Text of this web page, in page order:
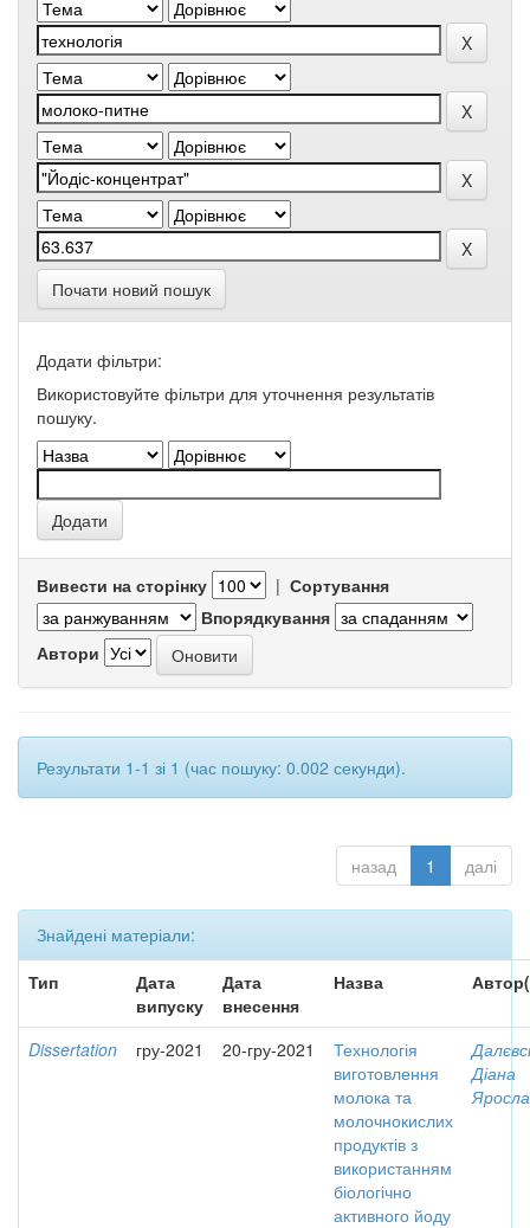
Почати новий пошук
Додати фільтри:
Використовуйте фільтри для уточнення результатів
пошуку.
Вивести на сторінку | Сортування
Впорядкування
Автори
Результати 1-1 зі 1 (час пошуку: 0.002 секунди).
назад 1 далі
Знайдені матеріали:
Тип
Дата
випуску
Дата
внесення
Назва
Dissertation гру-2021 20-гру-2021
Технологія
виготовлення
молока та
молочнокислих
продуктів з
використанням
біологічно
активного йоду
Діана